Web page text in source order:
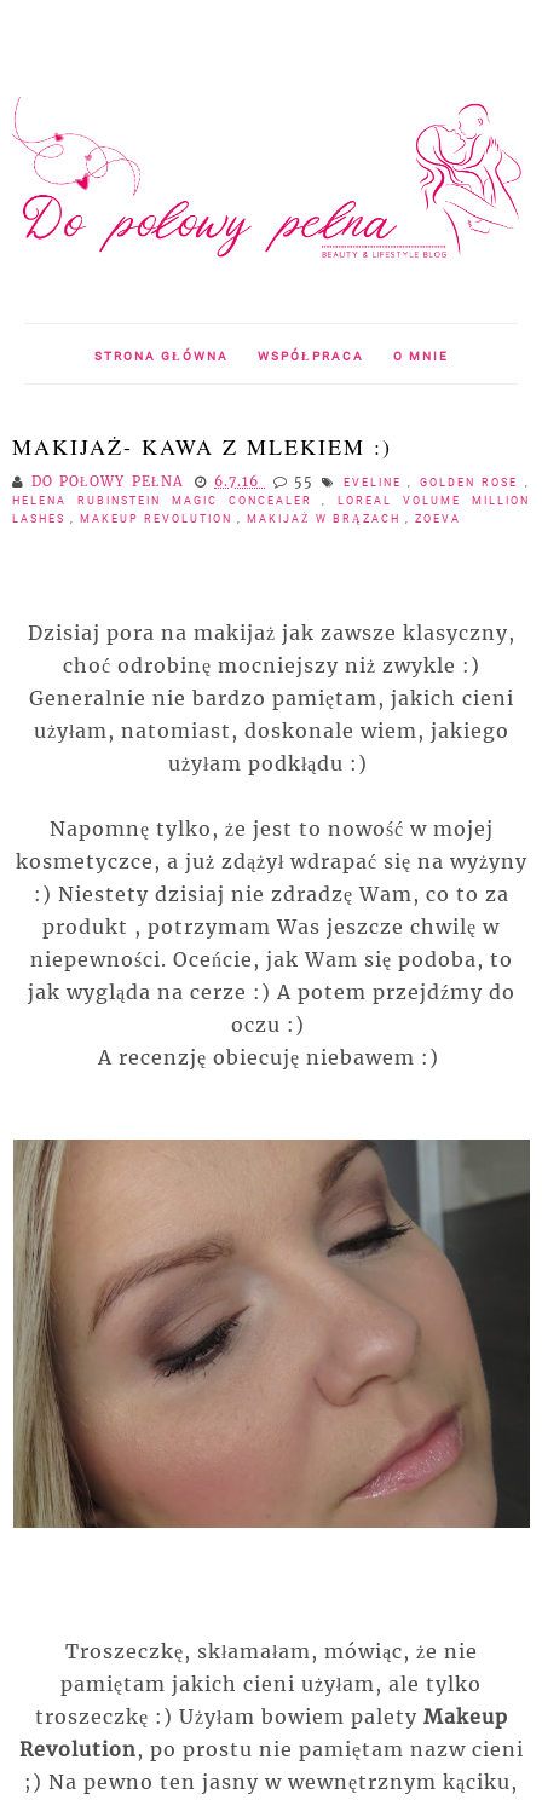
STRONA GŁÓWNA WSPÓŁPRACA O MNIE
MAKIJAŻ- KAWA Z MLEKIEM :)
DO POŁOWY PEŁNA 6.7.16 55 EVELINE GOLDEN ROSE
HELENA RUBINSTEIN MAGIC CONCEALER
LOREAL VOLUME MILLION
LASHES
MAKEUP REVOLUTION MAKIJAŻ W BRĄZACH ZOEVA
Dzisiaj pora na makijaż jak zawsze klasyczny,
choć odrobinę mocniejszy niż zwykle :)
Generalnie nie bardzo pamiętam, jakich cieni
użyłam, natomiast, doskonale wiem, jakiego
użyłam podkłądu :)
Napomnę tylko, że jest to nowość w mojej
kosmetyczce, a już zdążył wdrapać się na wyżyny
:) Niestety dzisiaj nie zdradzę Wam, co to za
produkt , potrzymam Was jeszcze chwilę w
niepewności. Oceńcie, jak Wam się podoba, to
jak wygląda na cerze :) A potem przejdźmy do
oczu :)
A recenzję obiecuję niebawem :)
Troszeczkę, skłamałam, mówiąc, że nie
pamiętam jakich cieni użyłam, ale tylko
troszeczkę :) Użyłam bowiem palety Makeup
Revolution, po prostu nie pamiętam nazw cieni
;) Na pewno ten jasny w wewnętrznym kąciku,